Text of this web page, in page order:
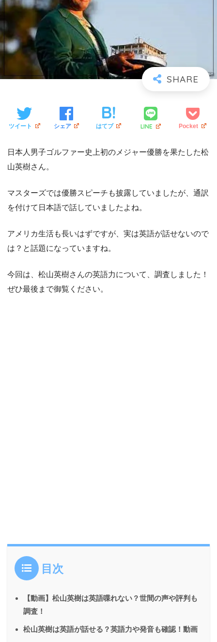
ツイート シェア はてブ LINE Pocket
日本人男子ゴルファー史上初のメジャー優勝を果たした松
山英樹さん。
マスターズでは優勝スピーチも披露していましたが、通訳
を付けて日本語で話していましたよね。
アメリカ生活も長いはずですが、実は英語が話せないので
は？と話題になっていますね。
今回は、松山英樹さんの英語力について、調査しました！
ぜひ最後まで御覧ください。
目次
【動画】松山英樹は英語喋れない？世間の声や評判も
調査！
松山英樹は英語が話せる？英語力や発音も確認！動画